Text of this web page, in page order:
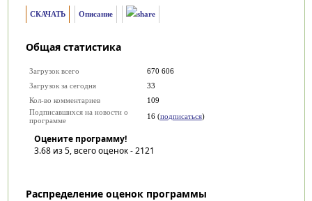
СКАЧАТЬ Описание
Общая статистика
Загрузок всего
670 606
Загрузок за сегодня
33
Кол-во комментариев
109
Подписавшихся на новости о
программе
16 (подписаться)
Оцените программу!
3.68из 5, всего оценок -2121
Распределение оценок программы